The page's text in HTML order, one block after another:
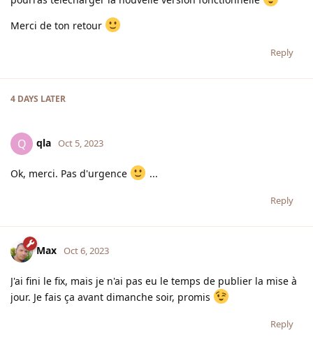
Merci de ton retour
Reply
4 DAYS LATER
Q qla Oct 5, 2023
Ok, merci. Pas d'urgence ...
Reply
Max Oct 6, 2023
J'ai fini le fix, mais je n'ai pas eu le temps de publier la mise à
jour. Je fais ça avant dimanche soir, promis
Reply